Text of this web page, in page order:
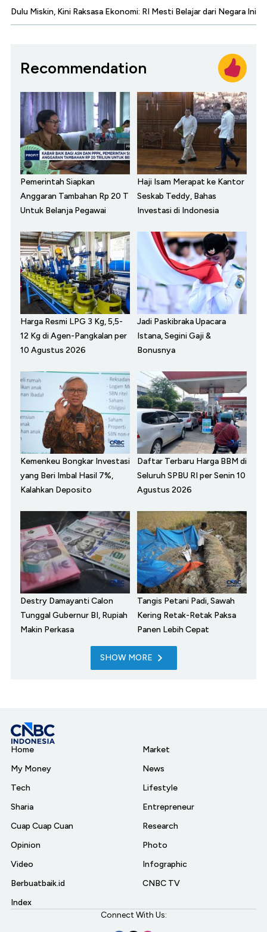
Dulu Miskin, Kini Raksasa Ekonomi: RI Mesti Belajar dari Negara Ini
Recommendation
Pemerintah Siapkan
Anggaran Tambahan Rp 20 T
Untuk Belanja Pegawai
Haji Isam Merapat ke Kantor
Seskab Teddy, Bahas
Investasi di Indonesia
Harga Resmi LPG 3 Kg, 5,5-
12 Kg di Agen-Pangkalan per
10 Agustus 2026
Jadi Paskibraka Upacara
Istana, Segini Gaji &
Bonusnya
Kemenkeu Bongkar Investasi
yang Beri Imbal Hasil 7%,
Kalahkan Deposito
Daftar Terbaru Harga BBM di
Seluruh SPBU RI per Senin 10
Agustus 2026
Destry Damayanti Calon
Tunggal Gubernur BI, Rupiah
Makin Perkasa
Tangis Petani Padi, Sawah
Kering Retak-Retak Paksa
Panen Lebih Cepat
SHOW MORE
Home
My Money
Tech
Sharia
Cuap Cuap Cuan
Opinion
Video
Berbuatbaik.id
Index
Market
News
Lifestyle
Entrepreneur
Research
Photo
Infographic
CNBC TV
Connect With Us: